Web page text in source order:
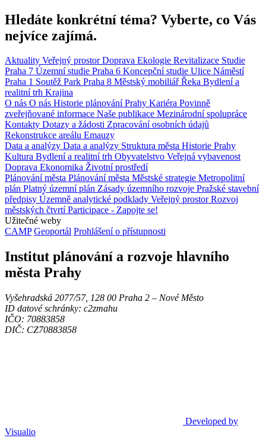
Hledáte konkrétní téma? Vyberte, co Vás
nejvíce zajímá.
Aktuality Veřejný prostorDoprava Ekologie Revitalizace Studie
Praha 7 Územní studie Praha 6 Koncepční studie Ulice Náměstí
Praha 1 Soutěž Park Praha 8 Městský mobiliářŘeka Bydlení a
realitní trh Krajina
O nás O nás Historie plánování Prahy Kariéra Povinně
zveřejňované informace Naše publikace Mezinárodní spolupráce
Kontakty Dotazy a žádosti Zpracování osobních údajů
Rekonstrukce areálu Emauzy
Data a analýzy Data a analýzy Struktura města Historie Prahy
Kultura Bydlení a realitní trh Obyvatelstvo Veřejná vybavenost
Doprava Ekonomika Životní prostředí
Plánování města Plánování města Městské strategie Metropolitní
plán Platný územní plán Zásady územního rozvoje Pražské stavební
předpisy Územně analytické podklady Veřejný prostorRozvoj
městských čtvrtíParticipace - Zapojte se!
Užitečné weby
CAMP Geoportál Prohlášení o přístupnosti
Institut plánování a rozvoje hlavního
města Prahy
Vyšehradská 2077/57, 128 00 Praha 2 ‒ Nové Město
ID datové schránky: c2zmahu
IČO: 70883858
DIČ: CZ70883858
Developed by
Visualio